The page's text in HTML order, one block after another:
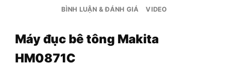
BÌNH LUẬN & ĐÁNH GIÁ VIDEO
Máy đục bê tông Makita
HM0871C